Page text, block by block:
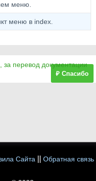
меню.
меню в index.
за перевод документации
₽ Спасибо
Сайта Обратная связь